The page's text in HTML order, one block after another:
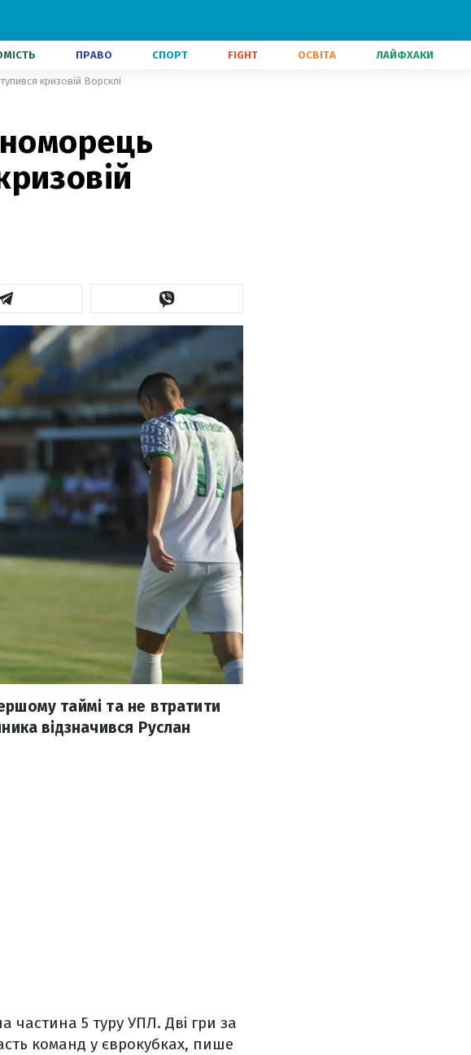
ПРАВО СПОРТ FIGHT ОСВІТА ЛАЙФХАКИ
кризовій Ворсклі
таймі та не втратити
відзначився Руслан
частина 5 туру УПЛ. Дві гри за
команд у єврокубках, пише